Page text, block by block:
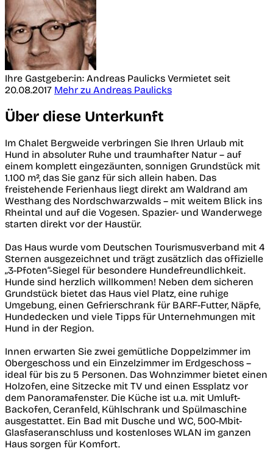
Ihre Gastgeber:in: Andreas Paulicks Vermietet seit
20.08.2017 Mehr zu Andreas Paulicks
Über diese Unterkunft
Im Chalet Bergweide verbringen Sie Ihren Urlaub mit
Hund in absoluter Ruhe und traumhafter Natur – auf
einem komplett eingezäunten, sonnigen Grundstück mit
1.100 m², das Sie ganz für sich allein haben. Das
freistehende Ferienhaus liegt direkt am Waldrand am
Westhang des Nordschwarzwalds – mit weitem Blick ins
Rheintal und auf die Vogesen. Spazier- und Wanderwege
starten direkt vor der Haustür.
Das Haus wurde vom Deutschen Tourismusverband mit 4
Sternen ausgezeichnet und trägt zusätzlich das offizielle
„3-Pfoten“-Siegel für besondere Hundefreundlichkeit.
Hunde sind herzlich willkommen! Neben dem sicheren
Grundstück bietet das Haus viel Platz, eine ruhige
Umgebung, einen Gefrierschrank für BARF-Futter, Näpfe,
Hundedecken und viele Tipps für Unternehmungen mit
Hund in der Region.
Innen erwarten Sie zwei gemütliche Doppelzimmer im
Obergeschoss und ein Einzelzimmer im Erdgeschoss –
ideal für bis zu 5 Personen. Das Wohnzimmer bietet einen
Holzofen, eine Sitzecke mit TV und einen Essplatz vor
dem Panoramafenster. Die Küche ist u.a. mit Umluft-
Backofen, Ceranfeld, Kühlschrank und Spülmaschine
ausgestattet. Ein Bad mit Dusche und WC, 500-Mbit-
Glasfaseranschluss und kostenloses WLAN im ganzen
Haus sorgen für Komfort.